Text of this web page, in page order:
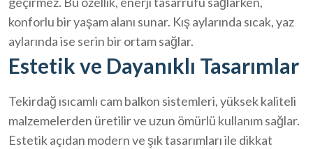
konforlu bir yaşam alanı sunar. Kış aylarında sıcak, yaz
aylarında ise serin bir ortam sağlar.
Estetik ve Dayanıklı Tasarımlar
Tekirdağ ısıcamlı cam balkon sistemleri, yüksek kaliteli
malzemelerden üretilir ve uzun ömürlü kullanım sağlar.
Estetik açıdan modern ve şık tasarımları ile dikkat